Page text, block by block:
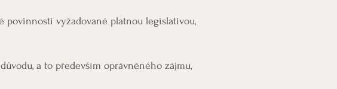
povinnosti vyžadované platnou legislativou,
a to především oprávněného zájmu,